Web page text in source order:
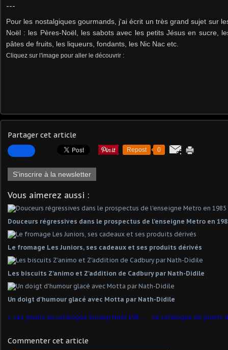
---
Pour les nostalgiques gourmands, j'ai écrit un très grand sujet sur
Noël : les Pères-Noël, les sabots avec les petits Jésus en sucre,
pâtes de fruits, les liqueurs, fondants, les Nic Nac etc.
Cliquez sur l'image pour aller le découvrir :
Partager cet article
Repost 0
S'inscrire à la newsletter
Vous aimerez aussi :
Douceurs régressives dans le prospectus de l'enseigne Metro en
Le fromage Les Juniors, ses cadeaux et ses produits dérivés
Les biscuits Z'animo et Z'addition de Cadbury par Nath-Didile
Un doigt d'humour glacé avec Motta par Nath-Didile
Les jouets du catalogue Socanp Noël 1980 par Nath-Didile
Commenter cet article